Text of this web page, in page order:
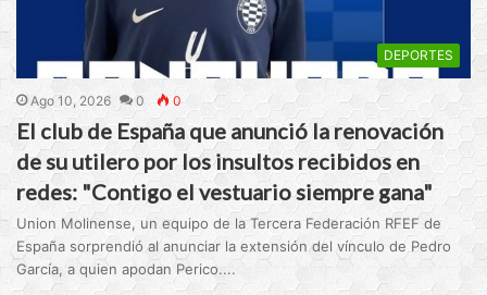
DEPORTES
Ago 10, 2026 0 0
El club de España que anunció la renovación
de su utilero por los insultos recibidos en
redes: "Contigo el vestuario siempre gana"
Union Molinense, un equipo de la Tercera Federación RFEF de
España sorprendió al anunciar la extensión del vínculo de Pedro
García, a quien apodan Perico....